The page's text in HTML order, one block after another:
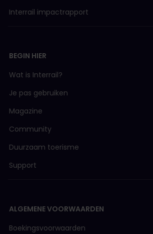
Interrail impactrapport
BEGIN HIER
Wat is Interrail?
Je pas gebruiken
Magazine
Community
Duurzaam toerisme
Support
ALGEMENE VOORWAARDEN
Boekingsvoorwaarden